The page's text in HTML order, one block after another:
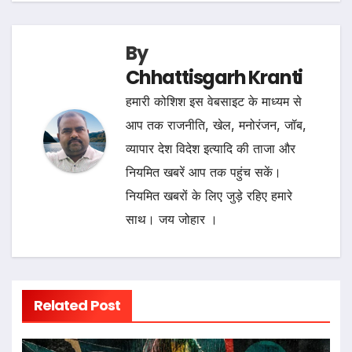
By
Chhattisgarh Kranti
हमारी कोशिश इस वेबसाइट के माध्यम से
आप तक राजनीति, खेल, मनोरंजन, जॉब,
व्यापार देश विदेश इत्यादि की ताजा और
नियमित खबरें आप तक पहुंच सकें।
नियमित खबरों के लिए जुड़े रहिए हमारे
साथ। जय जोहार ।
Related Post